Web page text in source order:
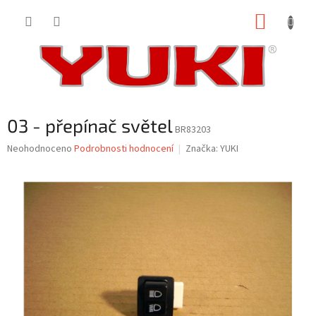
03 - přepínač světelBR83203
Průměrné
Neohodnoceno Podrobnosti hodnocení Značka: YUKI